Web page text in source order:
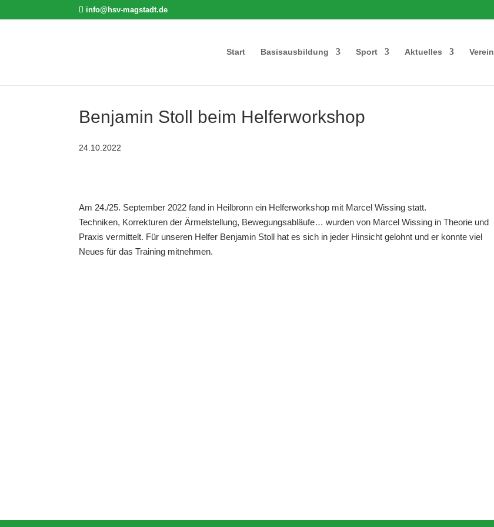
info@hsv-magstadt.de
Start Basisausbildung Sport Aktuelles Verein
Benjamin Stoll beim Helferworkshop
24.10.2022
Am 24./25. September 2022 fand in Heilbronn ein Helferworkshop mit Marcel Wissing statt.
Techniken, Korrekturen der Ärmelstellung, Bewegungsabläufe… wurden von Marcel Wissing in Theorie und
Praxis vermittelt. Für unseren Helfer Benjamin Stoll hat es sich in jeder Hinsicht gelohnt und er konnte viel
Neues für das Training mitnehmen.